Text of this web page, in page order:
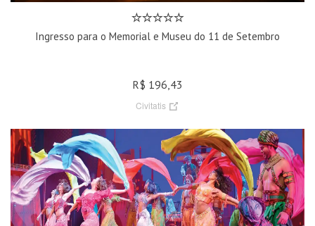
Ingresso para o Memorial e Museu do 11 de Setembro
R$ 196,43
Civitatis